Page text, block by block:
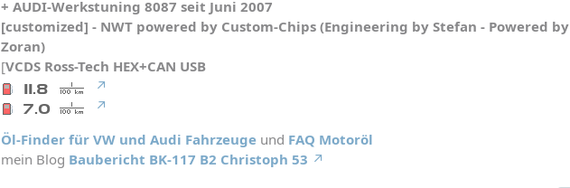
+ AUDI-Werkstuning 8087 seit Juni 2007
[customized] - NWT powered by Custom-Chips (Engineering by Stefan - Powered by
Zoran)
[VCDS Ross-Tech HEX+CAN USB
Öl-Finder für VW und Audi Fahrzeuge und FAQ Motoröl
mein Blog Baubericht BK-117 B2 Christoph 53